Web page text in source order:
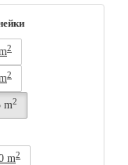
2
2
m2
m2